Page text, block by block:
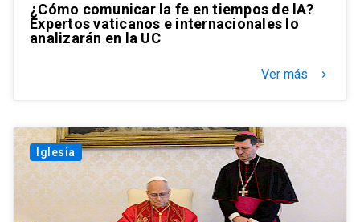
¿Cómo comunicar la fe en tiempos de lA?
Expertos vaticanos e internacionales lo
analizarán en la UC
Ver más keyboard_arrow_right
Iglesia